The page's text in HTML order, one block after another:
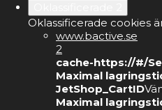
Oklassificerade cookies
www.bactive.se
2
cache-https://#/
Maximal
JetShop_CartID
Maximal